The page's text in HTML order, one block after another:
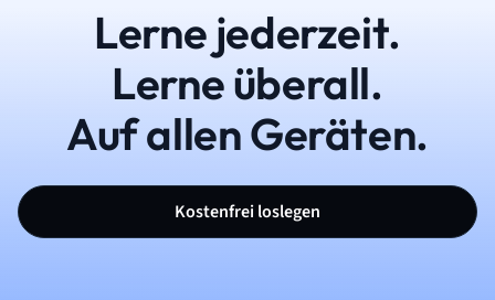
Lerne jederzeit.
Lerne überall.
Auf allen Geräten.
Kostenfrei loslegen